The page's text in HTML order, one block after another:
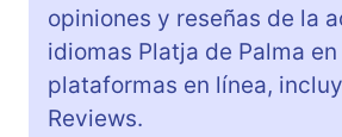
opiniones y reseñas de la
idiomas Platja de Palma
plataformas en línea,
Reviews.